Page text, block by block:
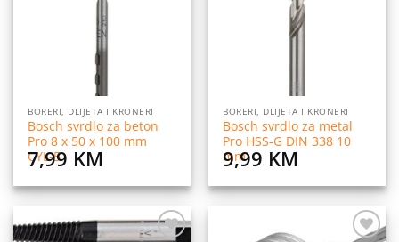
BORERI, DLIJETA I KRONERI
Bosch svrdlo za beton
Pro 8 x 50 x 100 mm
CYL-5
7,99 KM
BORERI, DLIJETA I KRONERI
Bosch svrdlo za metal
Pro HSS-G DIN 338 10
mm
9,99 KM